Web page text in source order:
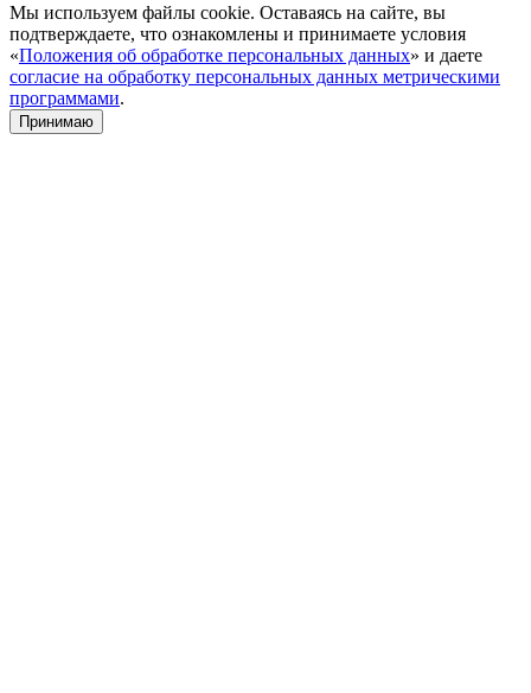
Мы используем файлы cookie. Оставаясь на сайте, вы
подтверждаете, что ознакомлены и принимаете условия
«Положения об обработке персональных данных» и даете
согласие на обработку персональных данных метрическими
программами.
Принимаю